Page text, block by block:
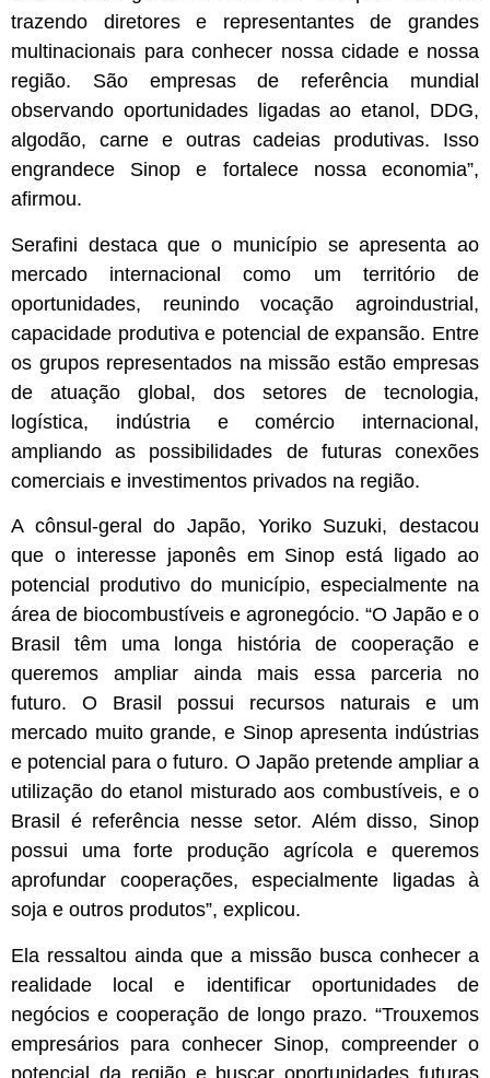
trazendo diretores e representantes de grandes
multinacionais para conhecer nossa cidade e nossa
região. São empresas de referência mundial
observando oportunidades ligadas ao etanol, DDG,
algodão, carne e outras cadeias produtivas. Isso
engrandece Sinop e fortalece nossa economia”,
afirmou.
Serafini destaca que o município se apresenta ao
mercado internacional como um território de
oportunidades, reunindo vocação agroindustrial,
capacidade produtiva e potencial de expansão. Entre
os grupos representados na missão estão empresas
de atuação global, dos setores de tecnologia,
logística, indústria e comércio internacional,
ampliando as possibilidades de futuras conexões
comerciais e investimentos privados na região.
A cônsul-geral do Japão, Yoriko Suzuki, destacou
que o interesse japonês em Sinop está ligado ao
potencial produtivo do município, especialmente na
área de biocombustíveis e agronegócio. “O Japão e o
Brasil têm uma longa história de cooperação e
queremos ampliar ainda mais essa parceria no
futuro. O Brasil possui recursos naturais e um
mercado muito grande, e Sinop apresenta indústrias
e potencial para o futuro. O Japão pretende ampliar a
utilização do etanol misturado aos combustíveis, e o
Brasil é referência nesse setor. Além disso, Sinop
possui uma forte produção agrícola e queremos
aprofundar cooperações, especialmente ligadas à
soja e outros produtos”, explicou.
Ela ressaltou ainda que a missão busca conhecer a
realidade local e identificar oportunidades de
negócios e cooperação de longo prazo. “Trouxemos
empresários para conhecer Sinop, compreender o
potencial da região e buscar oportunidades futuras